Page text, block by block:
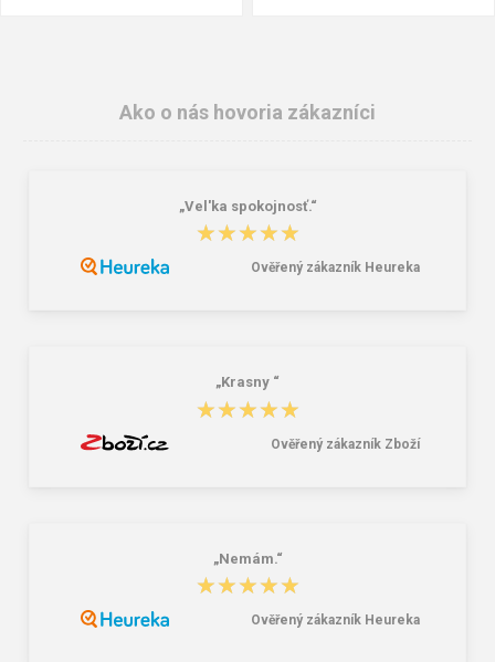
Ako o nás hovoria zákazníci
„Vel'ka spokojnosť.“
★★★★★
★★★★★
Ověřený zákazník Heureka
„Krasny “
★★★★★
★★★★★
Ověřený zákazník Zboží
„Nemám.“
★★★★★
★★★★★
Ověřený zákazník Heureka